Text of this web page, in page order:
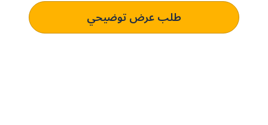
طلب عرض توضيحي